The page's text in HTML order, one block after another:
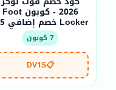
2026 - كوبون Foot
Locker خصم إضافي 5%
7 كوبون
📋
DV1S